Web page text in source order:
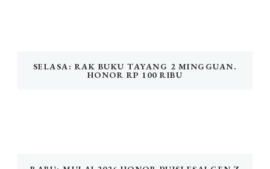
SELASA: RAK BUKU TAYANG 2 MINGGUAN.
HONOR RP 100 RIBU